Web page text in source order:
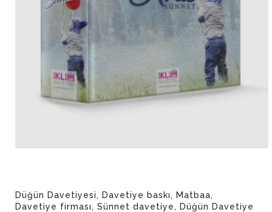
Düğün Davetiyesi, Davetiye baskı, Matbaa,
Davetiye firması, Sünnet davetiye, Düğün Davetiye